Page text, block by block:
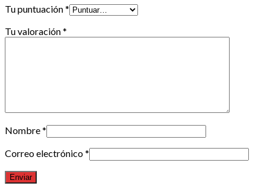
Tu puntuación*
Tu valoración*
Nombre*
Correo electrónico*